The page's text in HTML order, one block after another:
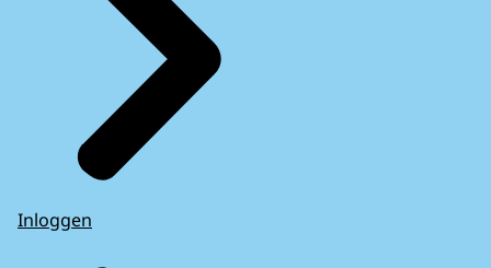
Inloggen